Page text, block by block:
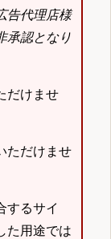
告代理店様
承認となり
だけませ
ただけませ
するサイ
た用途では